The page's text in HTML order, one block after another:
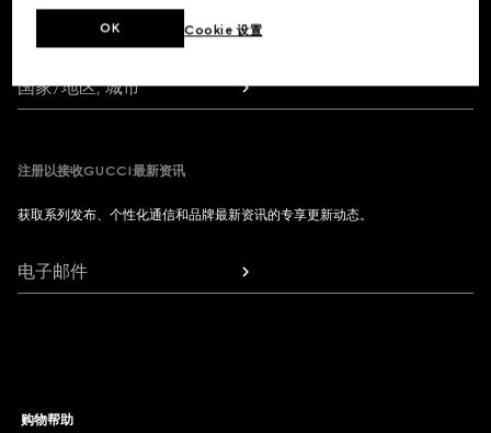
国家/地区, 城市
注册以接收GUCCI最新资讯
获取系列发布、个性化通信和品牌最新资讯的专享更新动态。
电子邮件
购物帮助
Cookie 设置
OK